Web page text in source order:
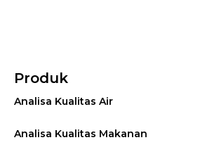
Produk
Analisa Kualitas Air
Analisa Kualitas Makanan